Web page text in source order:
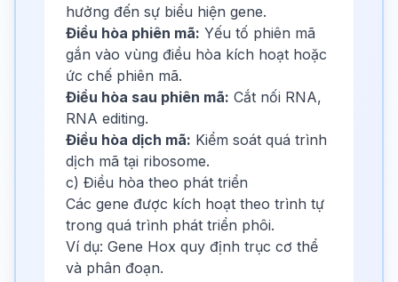
hưởng đến sự biểu hiện gene.
Điều hòa phiên mã: Yếu tố phiên mã
gắn vào vùng điều hòa kích hoạt hoặc
ức chế phiên mã.
Điều hòa sau phiên mã: Cắt nối RNA,
RNA editing.
Điều hòa dịch mã: Kiểm soát quá trình
dịch mã tại ribosome.
c) Điều hòa theo phát triển
Các gene được kích hoạt theo trình tự
trong quá trình phát triển phôi.
Ví dụ: Gene Hox quy định trục cơ thể
và phân đoạn.